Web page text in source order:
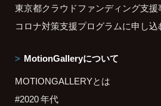
東京都クラウドファンディング支
コロナ対策支援プログラムに申し込
MotionGalleryについて
MOTIONGALLERYとは
#2020 年代